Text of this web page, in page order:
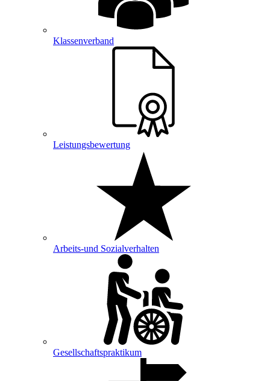
Klassenverband
Leistungsbewertung
Arbeits-und Sozialverhalten
Gesellschaftspraktikum